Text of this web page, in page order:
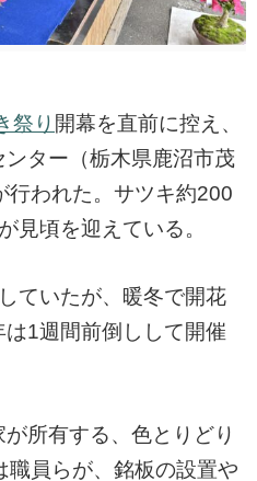
祭り 開幕を直前に控え、
ター（栃木県鹿沼市茂
行われた。サツキ約200
見頃を迎えている。
ていたが、暖冬で開花
1週間前倒しして開催
所有する、色とりどり
員らが、銘板の設置や